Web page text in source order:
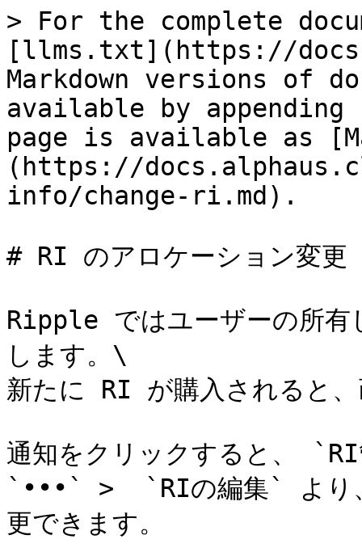
> For the complete
[llms.txt](https://
Markdown versions of
available by
page is available as
(https://
info/change-ri.md).
# RI のアロケーション変更
Ripple ではユーザーの所有
します。\
新たに RI が購入されると、
通知をクリックすると、
`•••` >  `RIの編集` より、
更できます。